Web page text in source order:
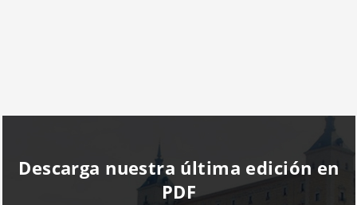
Descarga nuestra última edición en
PDF